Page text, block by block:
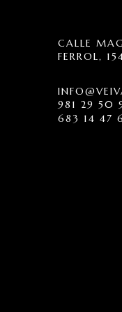
CALLE
FERROL,
981 29 50
683 14 47